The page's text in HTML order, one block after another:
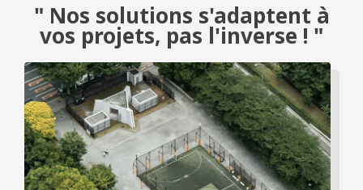
" Nos solutions s'adaptent à
vos projets, pas l'inverse ! "